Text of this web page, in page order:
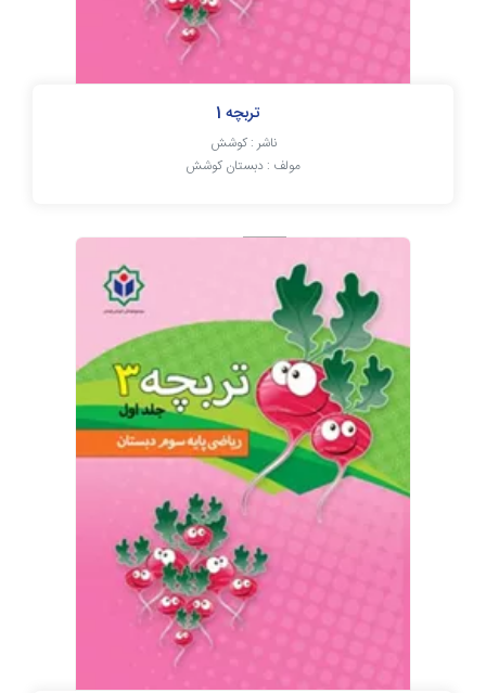
تربچه 1
ناشر : کوشش
مولف : دبستان کوشش